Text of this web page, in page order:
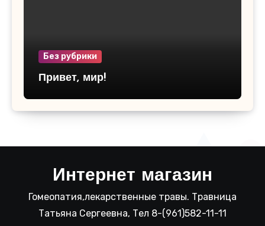
Без рубрики
Привет, мир!
Интернет магазин
Гомеопатия,лекарственные травы. Травница
Татьяна Сергеевна, Тел 8-(961)582-11-11